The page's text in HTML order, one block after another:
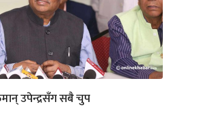
उपेन्द्रसँग सबै चुप